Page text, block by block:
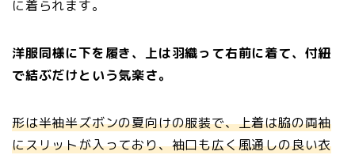
に着られます。
洋服同様に下を履き、上は羽織って右前に着て、付紐
で結ぶだけという気楽さ。
形は半袖半ズボンの夏向けの服装で、上着は脇の両袖
にスリットが入っており、袖口も広く風通しの良い衣